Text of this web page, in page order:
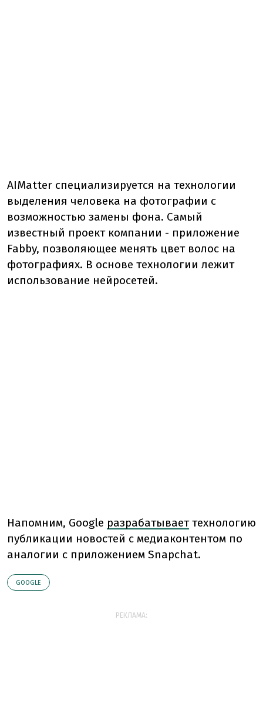
AIMatter специализируется на технологии
выделения человека на фотографии с
возможностью замены фона. Самый
известный проект компании - приложение
Fabby, позволяющее менять цвет волос на
фотографиях. В основе технологии лежит
использование нейросетей.
Напомним, Google разрабатываеттехнологию
публикации новостей с медиаконтентом по
аналогии с приложением Snapchat.
GOOGLE
РЕКЛАМА: